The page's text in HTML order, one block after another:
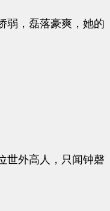
弱，磊落豪爽，她的
世外高人，只闻钟磬